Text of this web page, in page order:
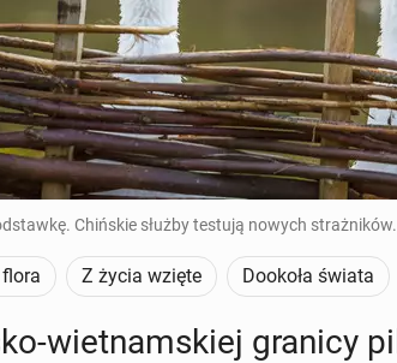
Chińskie służby testują nowych
Z życia wzięte Dookoła świata
wiet­nam­skiej granicy